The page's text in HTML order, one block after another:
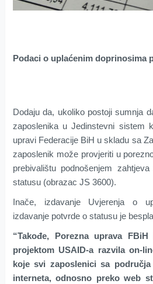
Podaci o uplaćenim doprinosima
Dodaju da, ukoliko postoji sumnja
zaposlenika u Jedinstevni sistem
upravi Federacije BiH u skladu sa
zaposlenik može provjeriti u
prebivalištu podnošenjem
statusu (obrazac JS 3600).
Inače, izdavanje Uvjerenja o
izdavanje potvrde o statusu je
“Takođe, Porezna uprava
projektom USAID-a razvila on-
koje svi zaposlenici sa
interneta, odnosno preko web